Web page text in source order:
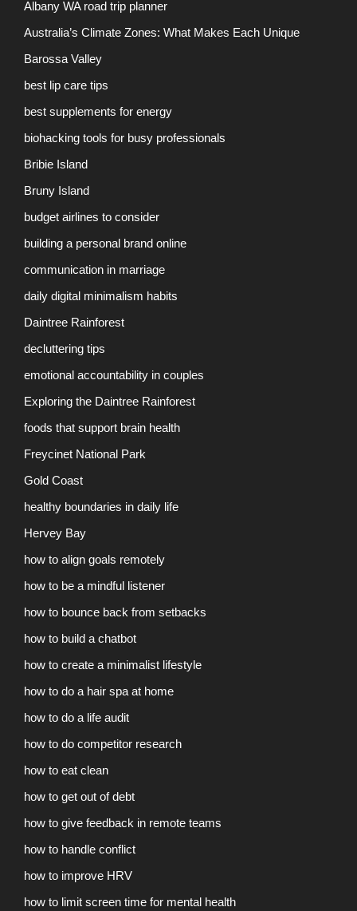
Albany WA road trip planner
Australia’s Climate Zones: What Makes Each Unique
Barossa Valley
best lip care tips
best supplements for energy
biohacking tools for busy professionals
Bribie Island
Bruny Island
budget airlines to consider
building a personal brand online
communication in marriage
daily digital minimalism habits
Daintree Rainforest
decluttering tips
emotional accountability in couples
Exploring the Daintree Rainforest
foods that support brain health
Freycinet National Park
Gold Coast
healthy boundaries in daily life
Hervey Bay
how to align goals remotely
how to be a mindful listener
how to bounce back from setbacks
how to build a chatbot
how to create a minimalist lifestyle
how to do a hair spa at home
how to do a life audit
how to do competitor research
how to eat clean
how to get out of debt
how to give feedback in remote teams
how to handle conflict
how to improve HRV
how to limit screen time for mental health